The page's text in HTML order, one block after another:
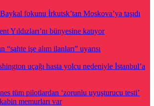
fokunu İrkutsk’tan Moskova’ya taşıdı
Yıldızları’nı bünyesine katıyor
“sahte işe alım ilanları” uyarısı
uçağı hasta yolcu nedeniyle İstanbul’a
tüm pilotlardan ‘zorunlu uyuşturucu testi’
memurları var